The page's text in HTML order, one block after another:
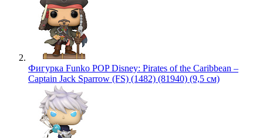
Фигурка Funko POP Disney: Pirates of the Caribbean –
Captain Jack Sparrow (FS) (1482) (81940) (9,5 см)